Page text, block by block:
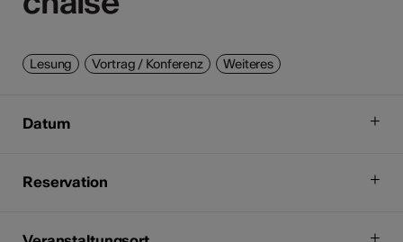
Lesung Vortrag / Konferenz Weiteres
Datum
Reservation